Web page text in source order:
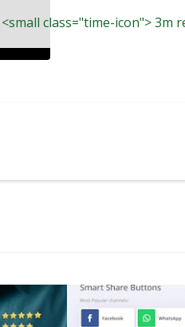
<small class="time-icon"> 3m